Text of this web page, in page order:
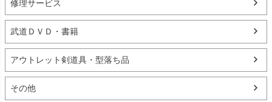
修理サービス
武道ＤＶＤ・書籍
アウトレット剣道具・型落ち品
その他